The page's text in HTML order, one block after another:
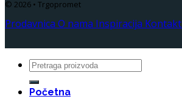
© 2026 • Trgopromet
Prodavnica O nama Inspiracija Kontakt
Search
for:
Početna